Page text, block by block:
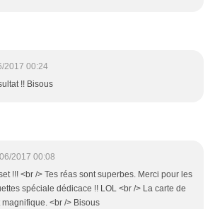
2017 00:24
!! Bisous
2017 00:08
!!! <br /> Tes réas sont superbes. Merci pour les
spéciale dédicace !! LOL <br /> La carte de
<br /> Bisous